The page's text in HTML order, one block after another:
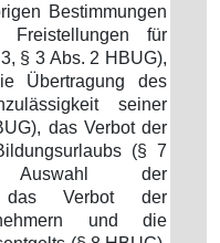
Bestimmungen
für
§ 3 Abs. 2 HBUG),
Übertragung des
seiner
das Verbot der
(§ 7
der
das Verbot der
und die